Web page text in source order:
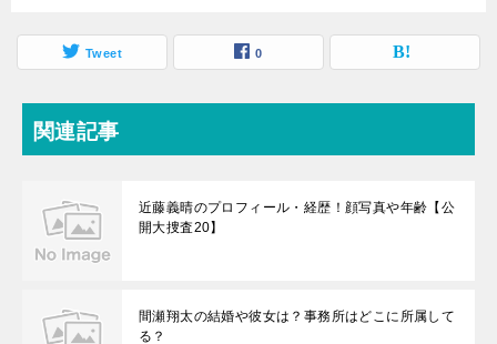
Tweet 0
関連記事
近藤義晴のプロフィール・経歴！顔写真や年齢【公
開大捜査20】
間瀬翔太の結婚や彼女は？事務所はどこに所属して
る？